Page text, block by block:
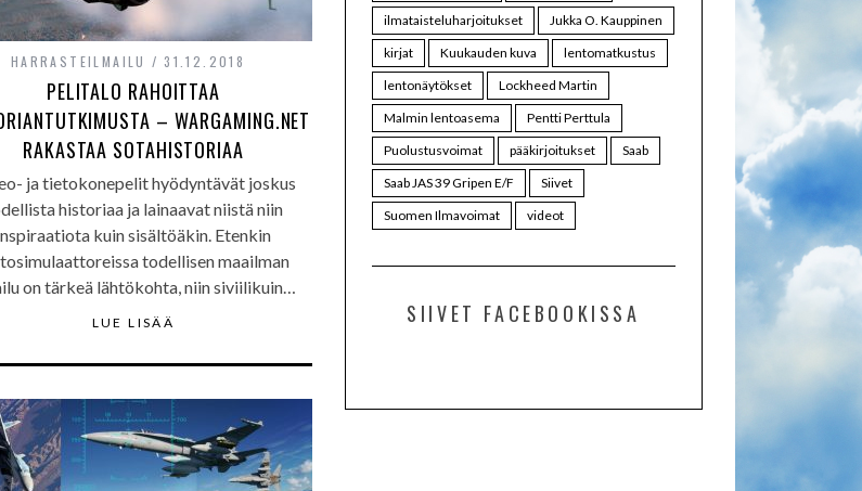
HARRASTEILMAILU 31.12.2018
PELITALO RAHOITTAA
– WARGAMING.NET
RAKASTAA SOTAHISTORIAA
ja tietokonepelit hyödyntävät joskus
historiaa ja lainaavat niistä niin
kuin sisältöäkin. Etenkin
todellisen maailman
on tärkeä lähtökohta, niin siviilikuin…
LUE LISÄÄ
ilmataisteluharjoitukset
Jukka O. Kauppinen
kirjat
Kuukauden kuva
lentomatkustus
lentonäytökset
Lockheed Martin
Malmin lentoasema
Pentti Perttula
Puolustusvoimat
pääkirjoitukset
Saab
Saab JAS 39 Gripen E/F
Siivet
Suomen Ilmavoimat
videot
SIIVET FACEBOOKISSA